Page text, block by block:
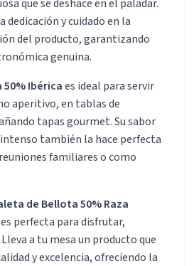
que se deshace en el paladar.
dedicación y cuidado en la
del producto, garantizando
genuina.
Ibéricaes ideal para servir
aperitivo, en tablas de
tapas gourmet. Su sabor
también la hace perfecta
familiares o como
de Bellota 50% Raza
perfecta para disfrutar,
a tu mesa un producto que
y excelencia, ofreciendo la